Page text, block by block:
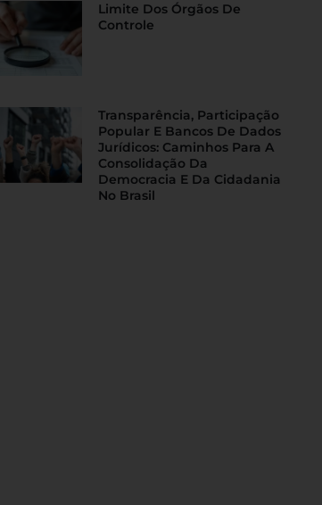
Limite Dos Órgãos De
Controle
Transparência, Participação
Popular E Bancos De Dados
Jurídicos: Caminhos Para A
Consolidação Da
Democracia E Da Cidadania
No Brasil